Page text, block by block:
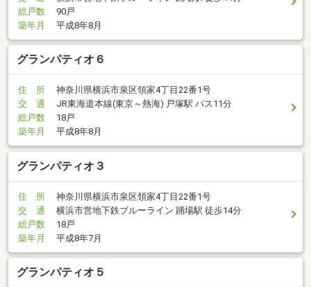
総戸数
90戸
築年月
平成8年8月
グランパティオ６
住 所
神奈川県横浜市泉区領家4丁目22番1号
交 通
JR東海道本線(東京～熱海) 戸塚駅 バス11分
総戸数
18戸
築年月
平成8年8月
グランパティオ３
住 所
神奈川県横浜市泉区領家4丁目22番1号
交 通
横浜市営地下鉄ブルーライン 踊場駅 徒歩14分
総戸数
18戸
築年月
平成8年7月
グランパティオ５